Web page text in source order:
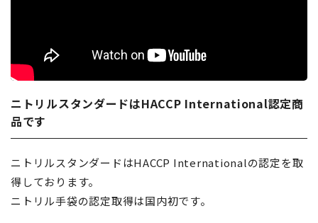
ニトリルスタンダードはHACCP International認定商
品です
ニトリルスタンダードはHACCP Internationalの認定を取
得しております。
ニトリル手袋の認定取得は国内初です。